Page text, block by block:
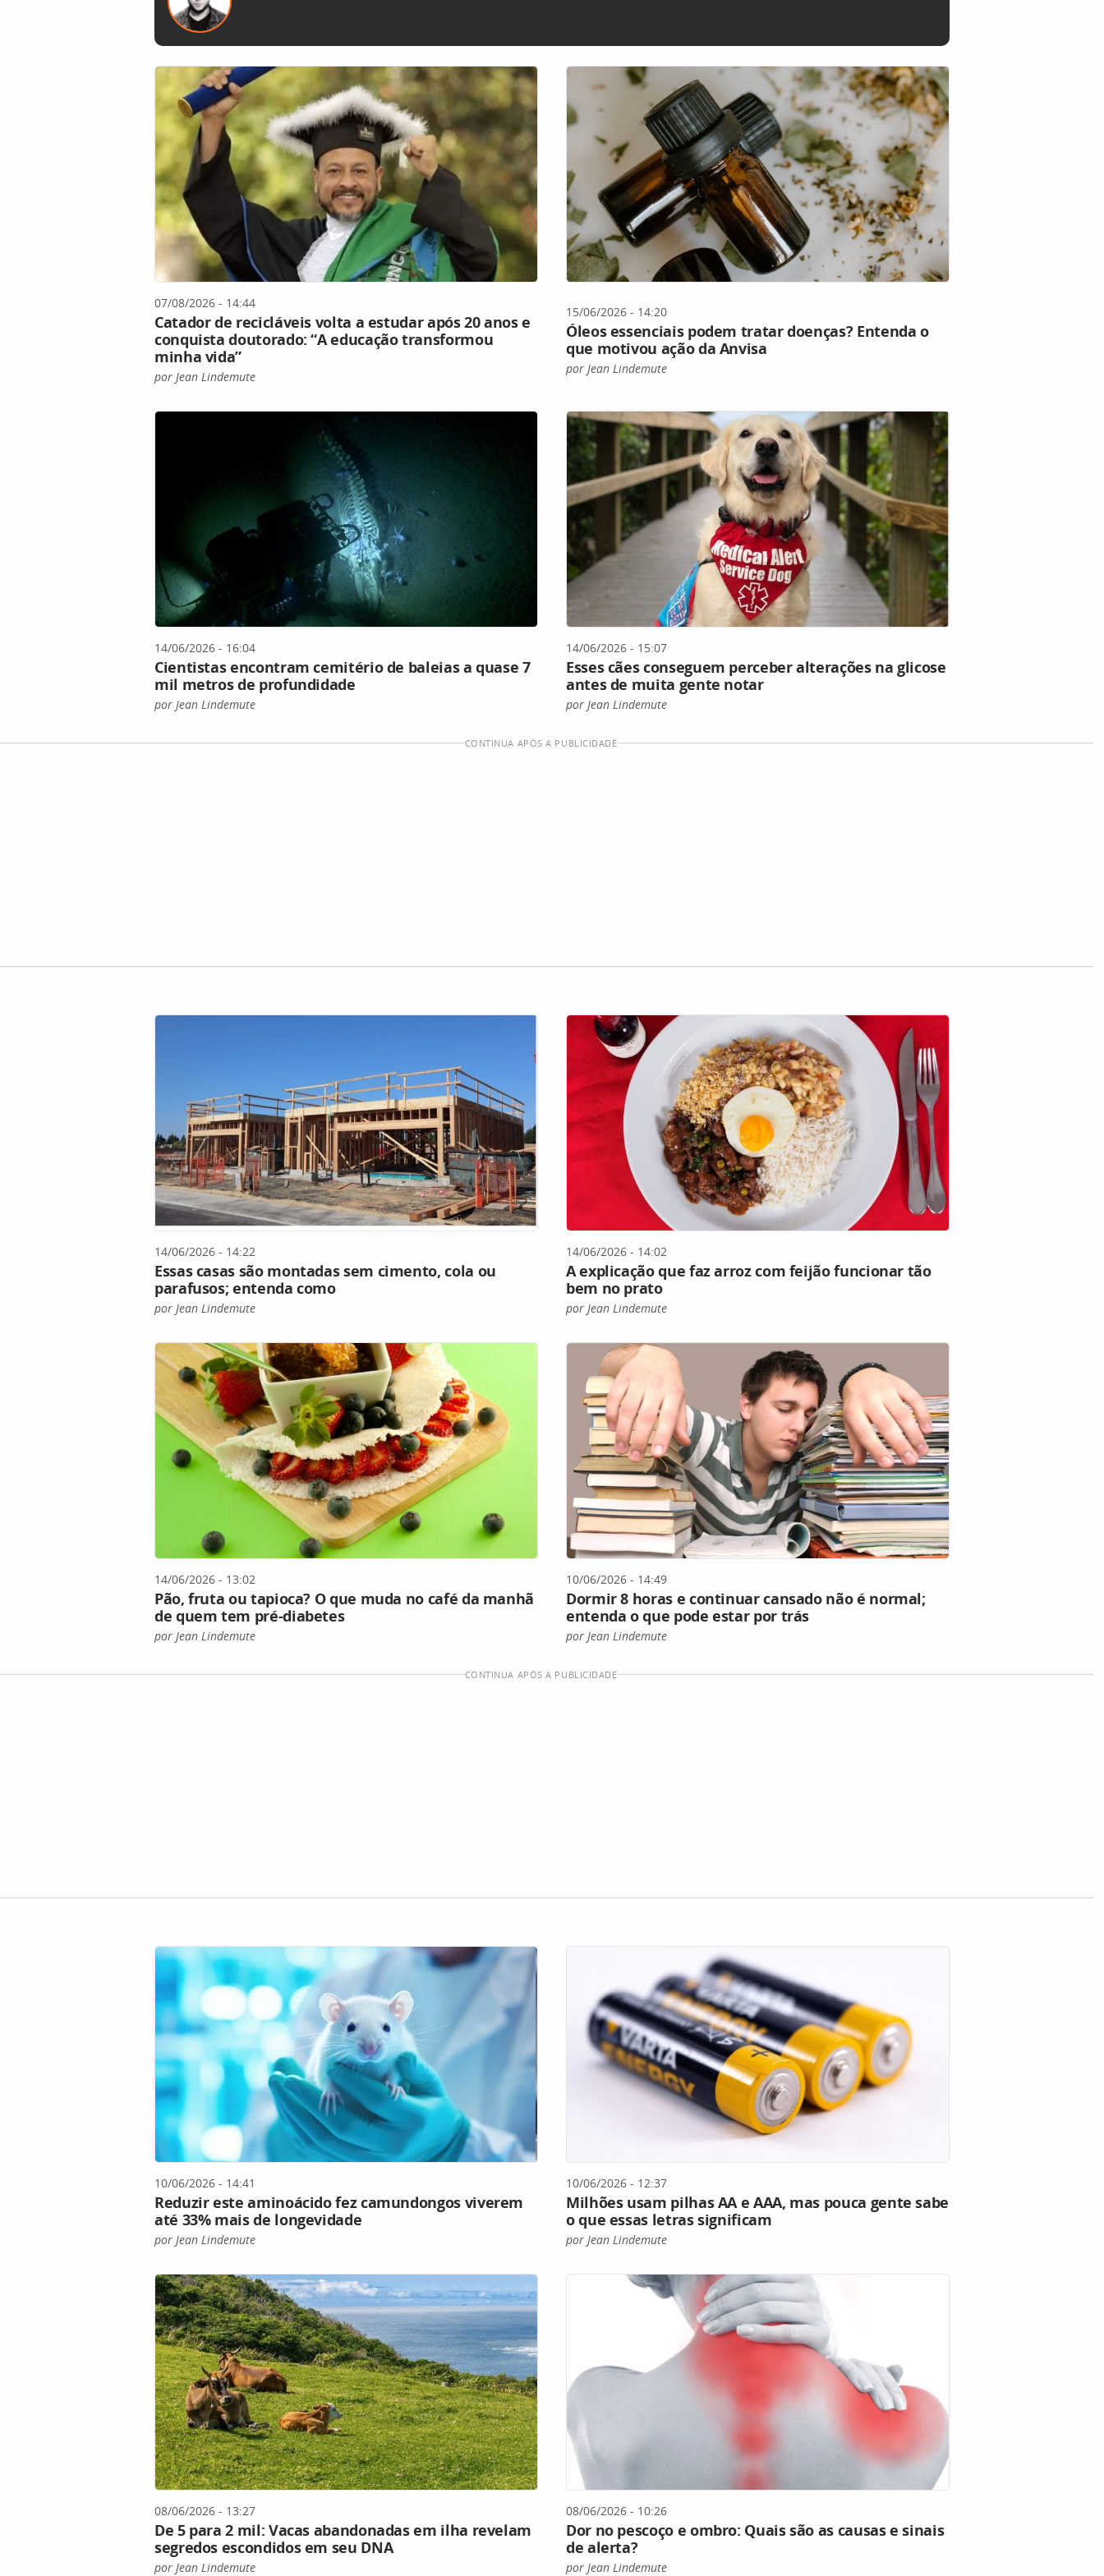
07/08/2026 - 14:44
Catador de recicláveis volta a estudar após 20 anos e
conquista doutorado: “A educação transformou
minha vida”
por Jean Lindemute
15/06/2026 - 14:20
Óleos essenciais podem tratar doenças? Entenda o
que motivou ação da Anvisa
por Jean Lindemute
14/06/2026 - 16:04
Cientistas encontram cemitério de baleias a quase 7
mil metros de profundidade
por Jean Lindemute
14/06/2026 - 15:07
Esses cães conseguem perceber alterações na glicose
antes de muita gente notar
por Jean Lindemute
CONTINUA APÓS A PUBLICIDADE
14/06/2026 - 14:22
Essas casas são montadas sem cimento, cola ou
parafusos; entenda como
por Jean Lindemute
14/06/2026 - 14:02
A explicação que faz arroz com feijão funcionar tão
bem no prato
por Jean Lindemute
14/06/2026 - 13:02
Pão, fruta ou tapioca? O que muda no café da manhã
de quem tem pré-diabetes
por Jean Lindemute
10/06/2026 - 14:49
Dormir 8 horas e continuar cansado não é normal;
entenda o que pode estar por trás
por Jean Lindemute
CONTINUA APÓS A PUBLICIDADE
10/06/2026 - 14:41
Reduzir este aminoácido fez camundongos viverem
até 33% mais de longevidade
por Jean Lindemute
10/06/2026 - 12:37
Milhões usam pilhas AA e AAA, mas pouca gente sabe
o que essas letras significam
por Jean Lindemute
08/06/2026 - 13:27
De 5 para 2 mil: Vacas abandonadas em ilha revelam
segredos escondidos em seu DNA
por Jean Lindemute
08/06/2026 - 10:26
Dor no pescoço e ombro: Quais são as causas e sinais
de alerta?
por Jean Lindemute